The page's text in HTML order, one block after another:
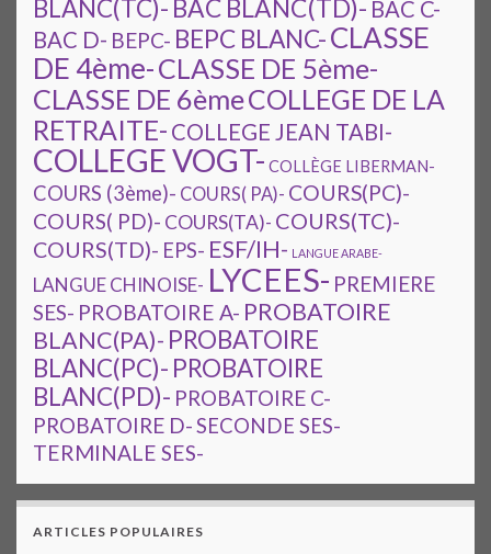
BLANC(TC)- BAC BLANC(TD)- BAC C-
BAC D- BEPC- BEPC BLANC-CLASSE
DE 4ème-CLASSE DE 5ème-
CLASSE DE 6èmeCOLLEGE DE LA
RETRAITE- COLLEGE JEAN TABI-
COLLEGE VOGT- COLLÈGE LIBERMAN-
COURS (3ème)- COURS( PA)- COURS(PC)-
COURS( PD)- COURS(TA)- COURS(TC)-
COURS(TD)- EPS- ESF/IH- LANGUE ARABE-
LANGUE CHINOISE- LYCEES- PREMIERE
SES- PROBATOIRE A- PROBATOIRE
BLANC(PA)- PROBATOIRE
BLANC(PC)- PROBATOIRE
BLANC(PD)- PROBATOIRE C-
PROBATOIRE D-SECONDE SES-
TERMINALE SES-
ARTICLES POPULAIRES